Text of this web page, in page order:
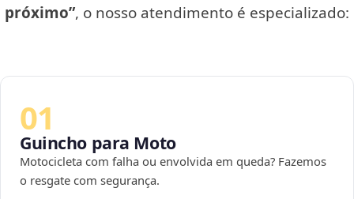
próximo”, o nosso atendimento é especializado:
01
Guincho para Moto
Motocicleta com falha ou envolvida em queda? Fazemos
o resgate com segurança.